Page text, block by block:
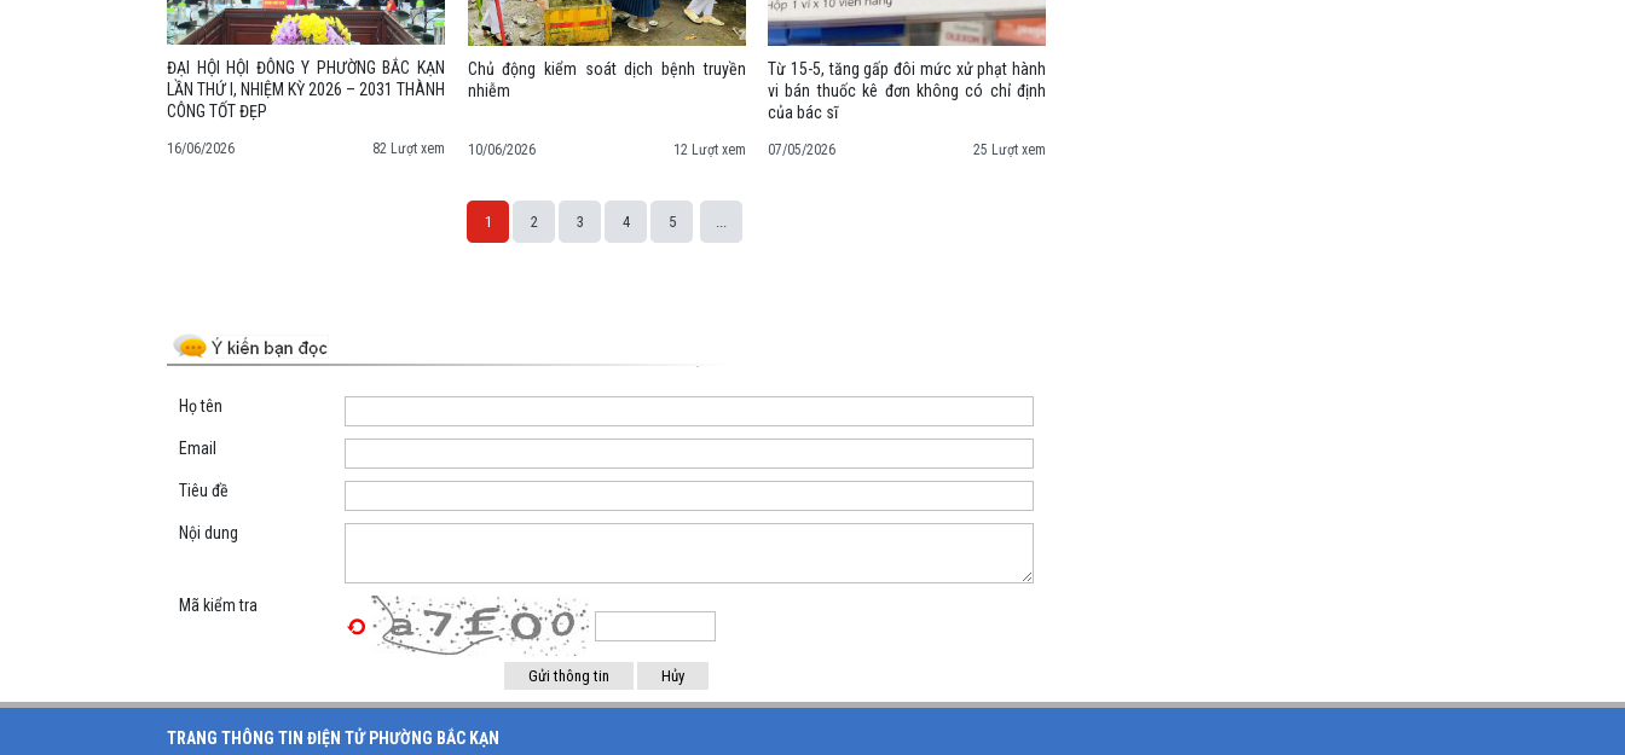
ĐẠI HỘI HỘI ĐÔNG Y PHƯỜNG BẮC KẠN
LẦN THỨ I, NHIỆM KỲ 2026 – 2031 THÀNH
CÔNG TỐT ĐẸP
16/06/2026 82 Lượt xem
Chủ động kiểm soát dịch bệnh truyền
nhiễm
10/06/2026 12 Lượt xem
Từ 15-5, tăng gấp đôi mức xử phạt hành
vi bán thuốc kê đơn không có chỉ định
của bác sĩ
07/05/2026 25 Lượt xem
1 2 3 4 5 ...
Họ tên
Email
Tiêu đề
Nội dung
Mã kiểm tra
TRANG THÔNG TIN ĐIỆN TỬ PHƯỜNG BẮC KẠN